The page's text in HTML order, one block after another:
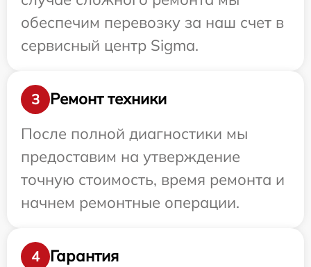
обеспечим перевозку за наш счет в
сервисный центр Sigma.
3
Ремонт техники
После полной диагностики мы
предоставим на утверждение
точную стоимость, время ремонта и
начнем ремонтные операции.
4
Гарантия